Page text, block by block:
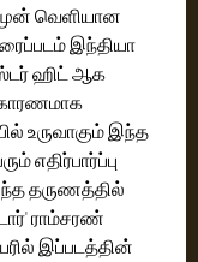
முன் வெளியான
இந்தியா
ஹிட் ஆக
உருவாகும் இந்த
எதிர்பார்ப்பு
தருணத்தில்
ராம்சரண்
இப்படத்தின்